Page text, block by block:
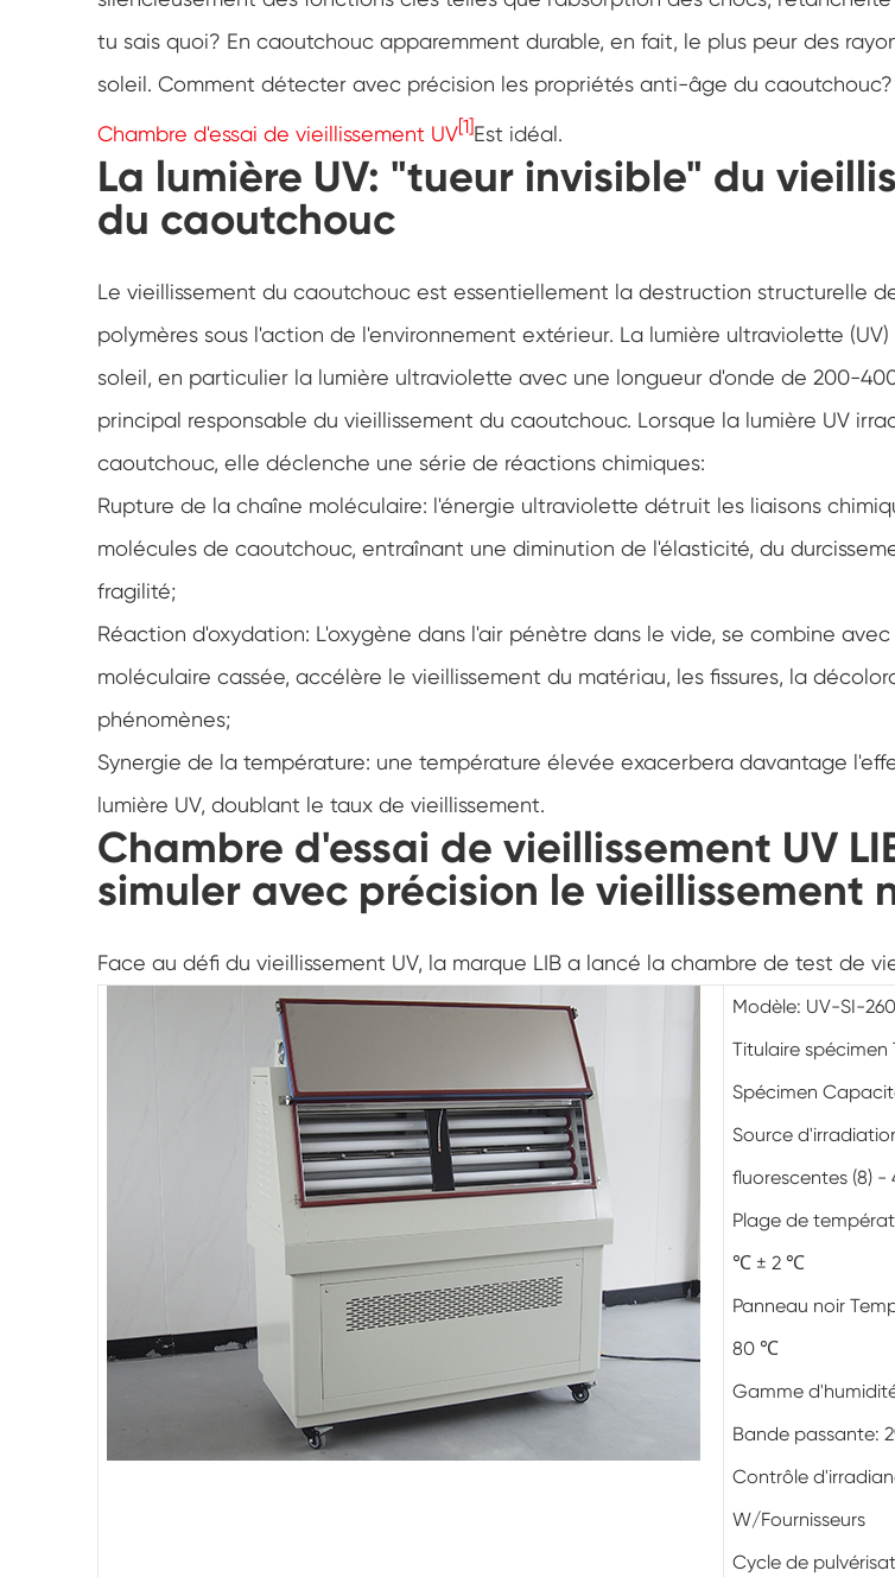
Chambre d'essai de résistance à la
congélation
température
Cabinet de climat constant
Explosion preuve batterie
Runaway Chambre
Machine de vibration de
Four industriel pour batteries
Chambre industrielle de congélation
Chambre d'humidité de
personnalisée à double porte
Chambre d'essai de durée de
Unité de conditionnement
Chambre d'essai de température et
pression d'air
Chambre environnementale de
Gaze d'ampoule humide pour
d'humidité de la température
Chambre d'essai environnementale
Chambre d'essai environnementale
d'humidité
Chambre à température constante
Chambre d'essai environnementale
Chambre constante d'essai de
et d'humidité
Chambre de stabilité d'essai de
Mèche humide pour chambre
d'humidité
Humidité Chambre
Chambre d'abus thermique
tu sais quoi? En caoutchouc apparemment durable, en fait, le plus peur des
soleil. Comment détecter avec précision les propriétés anti-âge du caoutchouc?
Chambre d'essai de vieillissement UV[1]Est idéal.
La lumière UV: "tueur invisible" du
du caoutchouc
Le vieillissement du caoutchouc est essentiellement la destruction structurelle
polymères sous l'action de l'environnement extérieur. La lumière ultraviolette
soleil, en particulier la lumière ultraviolette avec une longueur d'onde de 200-
principal responsable du vieillissement du caoutchouc. Lorsque la lumière UV
caoutchouc, elle déclenche une série de réactions chimiques:
Rupture de la chaîne moléculaire: l'énergie ultraviolette détruit les liaisons
molécules de caoutchouc, entraînant une diminution de l'élasticité, du
fragilité;
Réaction d'oxydation: L'oxygène dans l'air pénètre dans le vide, se combine
moléculaire cassée, accélère le vieillissement du matériau, les fissures, la
phénomènes;
Synergie de la température: une température élevée exacerbera davantage
lumière UV, doublant le taux de vieillissement.
Chambre d'essai de vieillissement UV
simuler avec précision le vieillissement
Face au défi du vieillissement UV, la marque LIB a lancé la chambre de test de
Modèle: UV-SI-260
Titulaire spécimen
Spécimen
Source
fluorescentes (8) -
Plage de
℃ ± 2 ℃
Panneau noir
80 ℃
Gamme
Bande passante:
Contrôle
W/Fournisseurs
Cycle de